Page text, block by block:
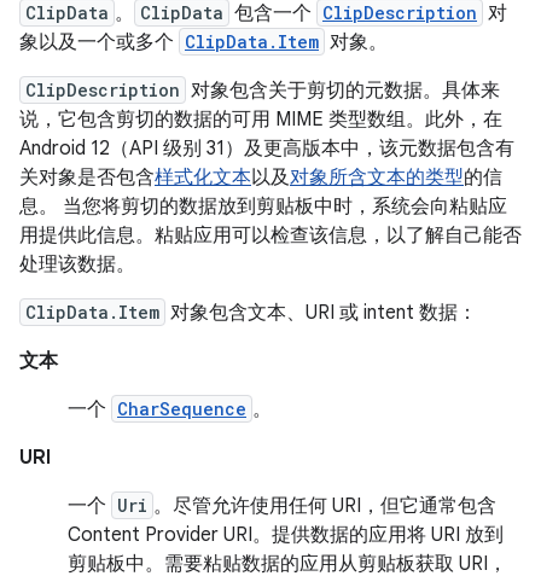
ClipData 。 ClipData 包含一个 ClipDescription 对
象以及一个或多个 ClipData.Item 对象。
ClipDescription 对象包含关于剪切的元数据。具体来
说，它包含剪切的数据的可用 MIME 类型数组。此外，在
Android 12（API 级别 31）及更高版本中，该元数据包含有
关对象是否包含样式化文本以及对象所含文本的类型的信
息。 当您将剪切的数据放到剪贴板中时，系统会向粘贴应
用提供此信息。粘贴应用可以检查该信息，以了解自己能否
处理该数据。
ClipData.Item 对象包含文本、URI 或 intent 数据：
文本
一个 CharSequence 。
URI
一个 Uri 。尽管允许使用任何 URI，但它通常包含
Content Provider URI。提供数据的应用将 URI 放到
剪贴板中。需要粘贴数据的应用从剪贴板获取 URI，